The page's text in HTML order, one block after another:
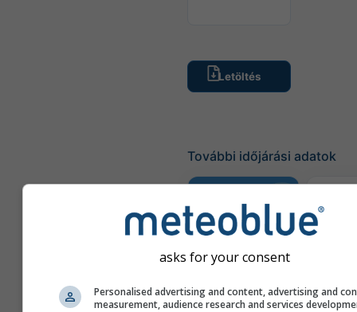
További időjárási adatok
Klíma
asks for your consent
Personalised advertising and content, advertising and
measurement, audience research and services